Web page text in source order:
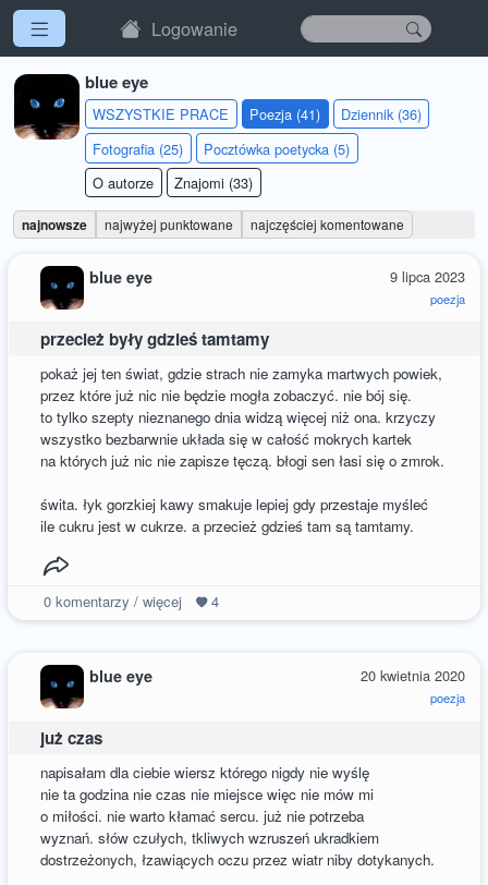
Logowanie
blue eye
WSZYSTKIE PRACE Poezja (41)
Dziennik (36)
Fotografia (25)
Pocztówka poetycka (5)
O autorze
Znajomi (33)
najnowsze najwyżej punktowane najczęściej komentowane
9 lipca 2023
poezja
blue eye
przecież były gdzieś tamtamy
pokaż jej ten świat, gdzie strach nie zamyka martwych powiek,
przez które już nic nie będzie mogła zobaczyć. nie bój się.
to tylko szepty nieznanego dnia widzą więcej niż ona. krzyczy
wszystko bezbarwnie układa się w całość mokrych kartek
na których już nic nie zapisze tęczą. błogi sen łasi się o zmrok.
świta. łyk gorzkiej kawy smakuje lepiej gdy przestaje myśleć
ile cukru jest w cukrze. a przecież gdzieś tam są tamtamy.
0komentarzy / więcej 4
20 kwietnia 2020
poezja
blue eye
już czas
napisałam dla ciebie wiersz którego nigdy nie wyślę
nie ta godzina nie czas nie miejsce więc nie mów mi
o miłości. nie warto kłamać sercu. już nie potrzeba
wyznań. słów czułych, tkliwych wzruszeń ukradkiem
dostrzeżonych, łzawiących oczu przez wiatr niby dotykanych.